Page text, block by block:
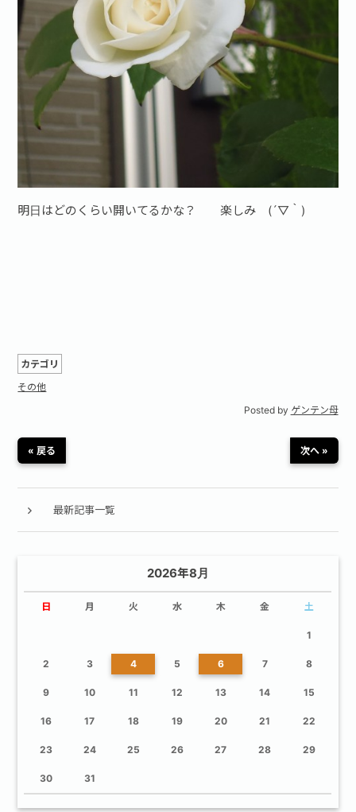
明日はどのくらい開いてるかな？ 楽しみ (´▽｀)
カテゴリ
その他
Posted by ゲンテン母
« 戻る 次へ »
最新記事一覧
2026年8月
日 月 火 水 木 金 土
1
2 3 4 5 6 7 8
9 10 11 12 13 14 15
16 17 18 19 20 21 22
23 24 25 26 27 28 29
30 31